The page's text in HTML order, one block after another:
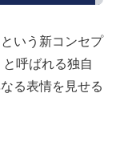
いう新コンセプ
呼ばれる独自
る表情を見せる